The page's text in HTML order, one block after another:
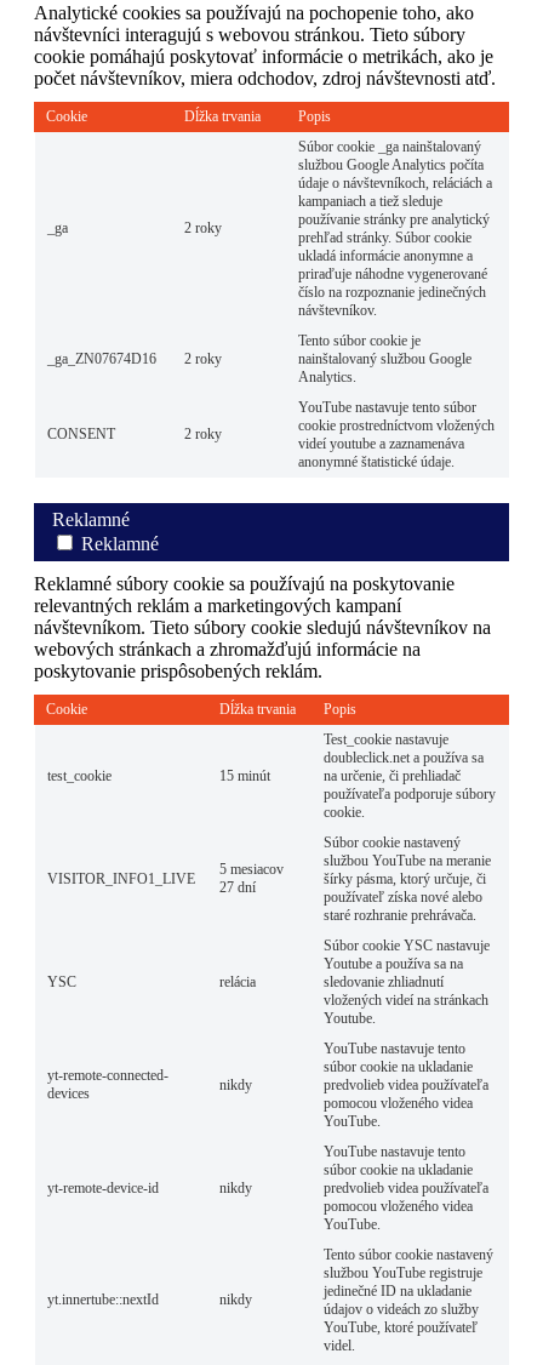
Analytické cookies sa používajú na pochopenie toho, ako
návštevníci interagujú s webovou stránkou. Tieto súbory
cookie pomáhajú poskytovať informácie o metrikách, ako je
počet návštevníkov, miera odchodov, zdroj návštevnosti atď.
Cookie Dĺžka trvania Popis
_ga 2 roky
Súbor cookie _ga nainštalovaný
službou Google Analytics počíta
údaje o návštevníkoch, reláciách a
kampaniach a tiež sleduje
používanie stránky pre analytický
prehľad stránky. Súbor cookie
ukladá informácie anonymne a
priraďuje náhodne vygenerované
číslo na rozpoznanie jedinečných
návštevníkov.
_ga_ZN07674D16 2 roky
Tento súbor cookie je
nainštalovaný službou Google
Analytics.
CONSENT 2 roky
YouTube nastavuje tento súbor
cookie prostredníctvom vložených
videí youtube a zaznamenáva
anonymné štatistické údaje.
Reklamné
Reklamné
Reklamné súbory cookie sa používajú na poskytovanie
relevantných reklám a marketingových kampaní
návštevníkom. Tieto súbory cookie sledujú návštevníkov na
webových stránkach a zhromažďujú informácie na
poskytovanie prispôsobených reklám.
Cookie Dĺžka trvania Popis
test_cookie 15 minút
Test_cookie nastavuje
doubleclick.net a používa sa
na určenie, či prehliadač
používateľa podporuje súbory
cookie.
VISITOR_INFO1_LIVE
5 mesiacov
27 dní
Súbor cookie nastavený
službou YouTube na meranie
šírky pásma, ktorý určuje, či
používateľ získa nové alebo
staré rozhranie prehrávača.
YSC relácia
Súbor cookie YSC nastavuje
Youtube a používa sa na
sledovanie zhliadnutí
vložených videí na stránkach
Youtube.
yt-remote-connected-
devices
nikdy
YouTube nastavuje tento
súbor cookie na ukladanie
predvolieb videa používateľa
pomocou vloženého videa
YouTube.
yt-remote-device-id nikdy
YouTube nastavuje tento
súbor cookie na ukladanie
predvolieb videa používateľa
pomocou vloženého videa
YouTube.
yt.innertube::nextId nikdy
Tento súbor cookie nastavený
službou YouTube registruje
jedinečné ID na ukladanie
údajov o videách zo služby
YouTube, ktoré používateľ
videl.